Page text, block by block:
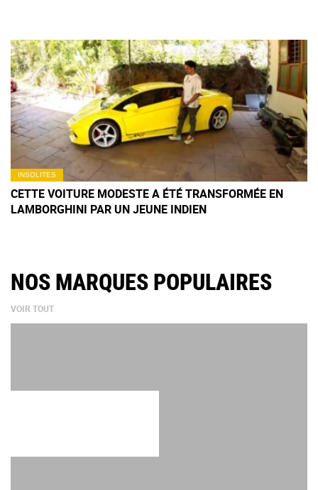
INSOLITES
CETTE VOITURE MODESTE A ÉTÉ TRANSFORMÉE EN
LAMBORGHINI PAR UN JEUNE INDIEN
NOS MARQUES POPULAIRES
VOIR TOUT